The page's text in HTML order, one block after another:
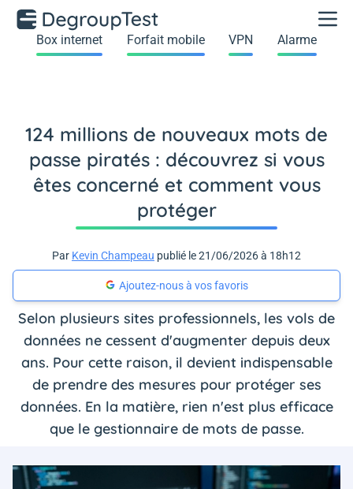
Box internet Forfait mobile VPN Alarme
124 millions de nouveaux mots de
passe piratés : découvrez si vous
êtes concerné et comment vous
protéger
Par Kevin Champeau publié le 21/06/2026 à 18h12
Ajoutez-nous à vos favoris
Selon plusieurs sites professionnels, les vols de
données ne cessent d'augmenter depuis deux
ans. Pour cette raison, il devient indispensable
de prendre des mesures pour protéger ses
données. En la matière, rien n'est plus efficace
que le gestionnaire de mots de passe.